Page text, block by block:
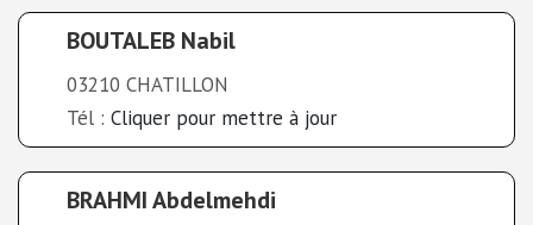
BOUTALEB Nabil
03210 CHATILLON
Tél : Cliquer pour mettre à jour
BRAHMI Abdelmehdi